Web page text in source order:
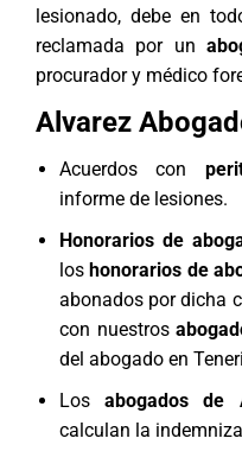
lesionado, debe en
reclamada por un
procurador y médico
Alvarez
Acuerdos con
informe de lesiones.
Honorarios de
loshonorarios de
abonados por dicha
con nuestros
del abogado en
Losabogados de
calculan la